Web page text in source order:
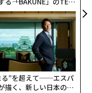
支える「挑戦者の明
る”を超えて──エスパ
描く、新しい日本のラ